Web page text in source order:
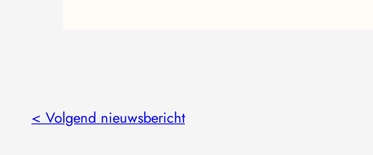
< Volgend nieuwsbericht